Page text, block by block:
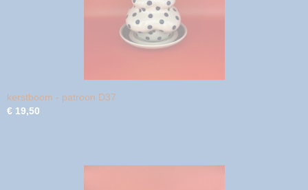
kerstboom - patroon D37
€ 19,50